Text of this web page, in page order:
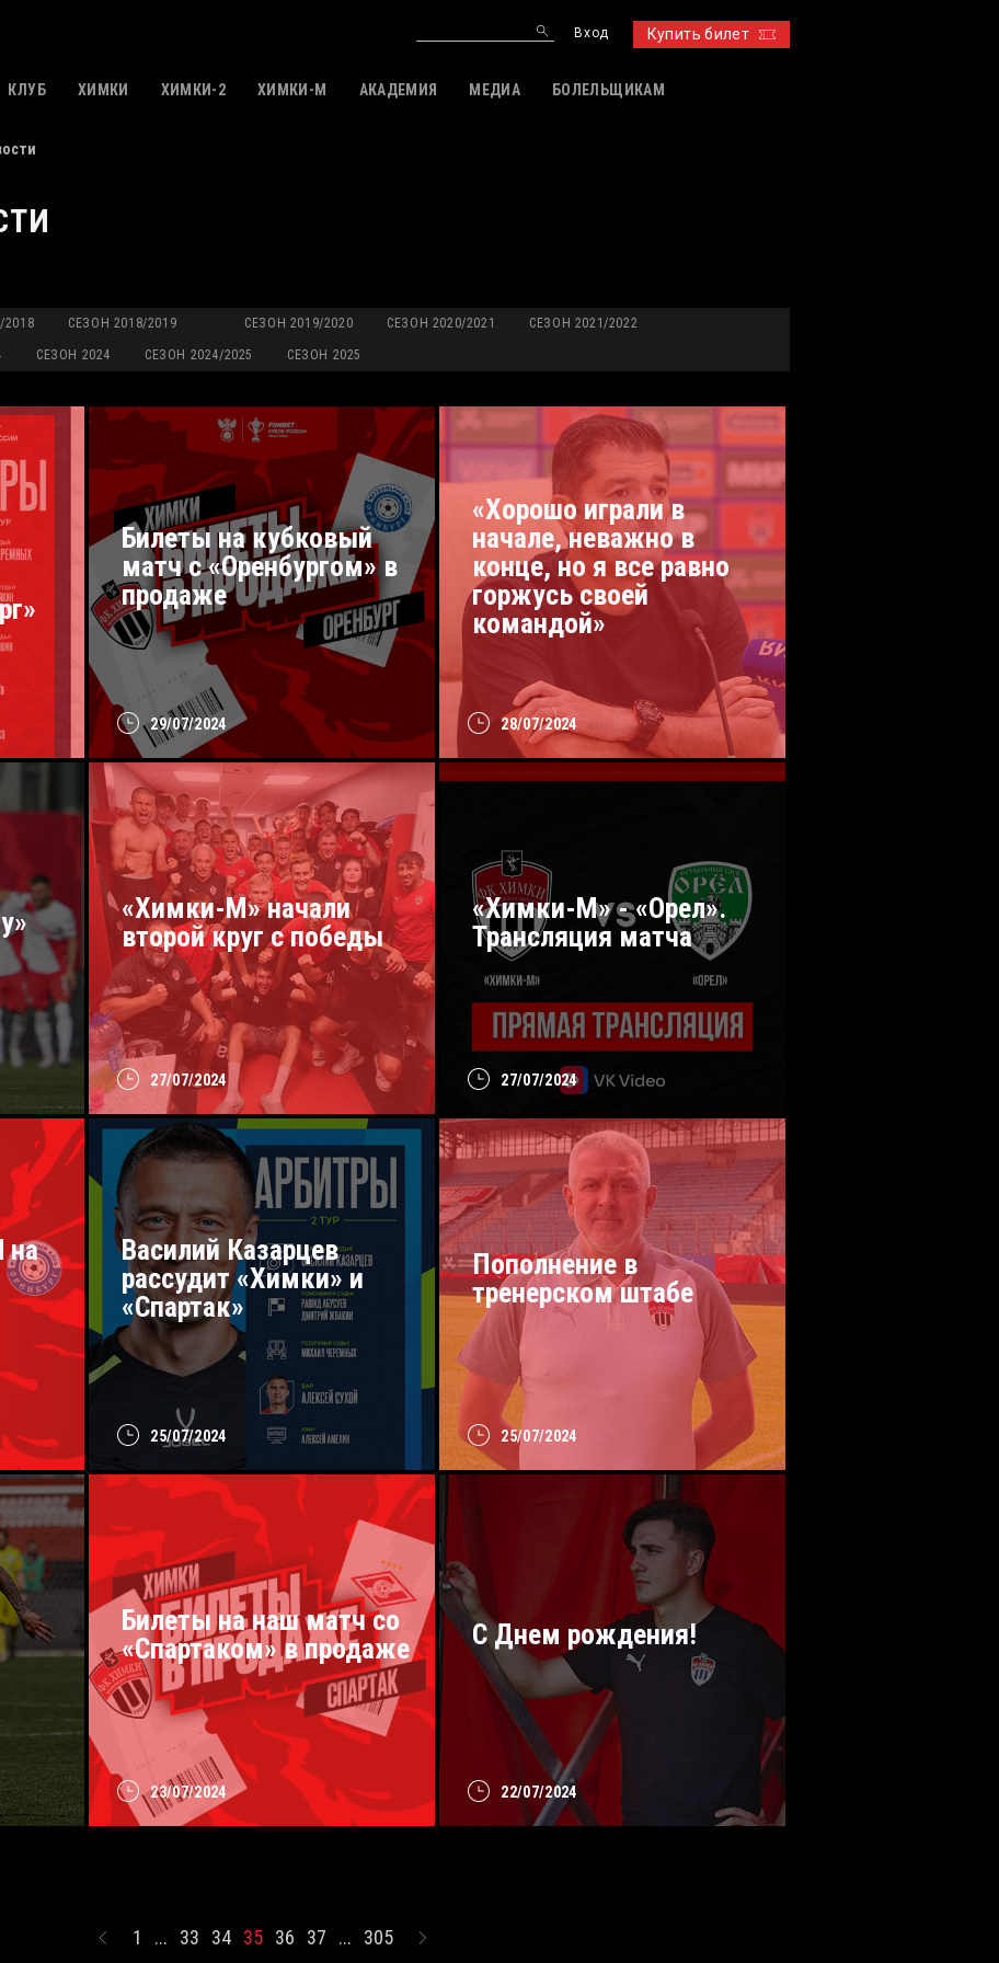
Купить билет
Вход
КЛУБ ХИМКИ ХИМКИ-2 ХИМКИ-M АКАДЕМИЯ МЕДИА БОЛЕЛЬЩИКАМ
2018 СЕЗОН 2018/2019 СЕЗОН 2019/2020 СЕЗОН 2020/2021 СЕЗОН 2021/2022
СЕЗОН 2024 СЕЗОН 2024/2025 СЕЗОН 2025
29/07/2024
Билеты на кубковый
матч с «Оренбургом» в
продаже
28/07/2024
«Хорошо играли в
начале, неважно в
конце, но я все равно
горжусь своей
командой»
27/07/2024
«Химки-М» начали
второй круг с победы
27/07/2024
«Химки-М» - «Орел».
Трансляция матча
на
25/07/2024
Василий Казарцев
рассудит «Химки» и
«Спартак»
25/07/2024
Пополнение в
тренерском штабе
23/07/2024
Билеты на наш матч со
«Спартаком» в продаже
22/07/2024
С Днем рождения!
1 ... 33 34 35 36 37 ... 305